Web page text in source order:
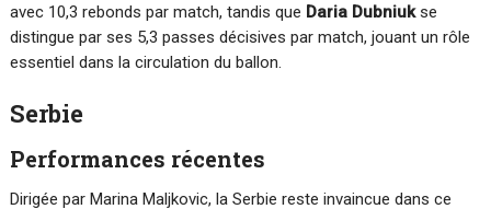
avec 10,3 rebonds par match, tandis que Daria Dubniukse
distingue par ses 5,3 passes décisives par match, jouant un rôle
essentiel dans la circulation du ballon.
Serbie
Performances récentes
Dirigée par Marina Maljkovic, la Serbie reste invaincue dans ce